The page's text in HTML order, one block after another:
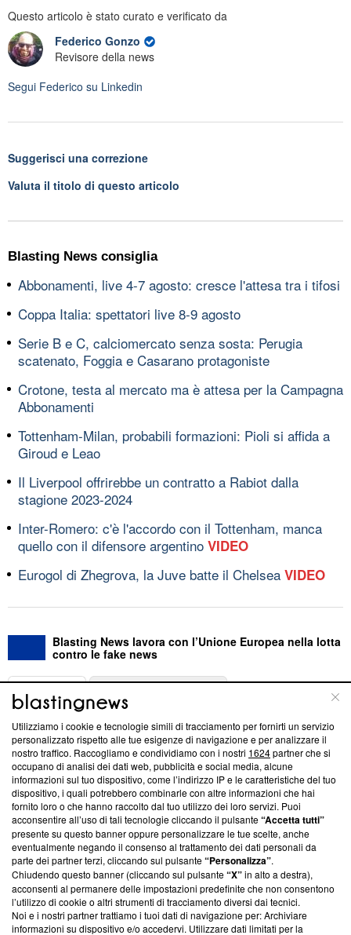
Questo articolo è stato curato e verificato da
Federico Gonzo
Revisore della news
Segui Federico su Linkedin
Suggerisci una correzione
Valuta il titolo di questo articolo
Blasting News consiglia
Abbonamenti, live 4-7 agosto: cresce l'attesa tra i tifosi
Coppa Italia: spettatori live 8-9 agosto
Serie B e C, calciomercato senza sosta: Perugia
scatenato, Foggia e Casarano protagoniste
Crotone, testa al mercato ma è attesa per la Campagna
Abbonamenti
Tottenham-Milan, probabili formazioni: Pioli si affida a
Giroud e Leao
Il Liverpool offrirebbe un contratto a Rabiot dalla
stagione 2023-2024
Inter-Romero: c'è l'accordo con il Tottenham, manca
quello con il difensore argentino VIDEO
Eurogol di Zhegrova, la Juve batte il Chelsea VIDEO
Blasting News lavora con l’Unione Europea nella lotta
contro le fake news
ABOUT
Questa sezione offre informazioni trasparenti su Blasting
News, sui nostri processi editoriali e su come ci impegniamo a
creare news di qualità. Inoltre, afferma la nostra aderenza a
‘Trust Project - News with Integrity’Blasting News non è
ancora membro del programma, ma ha richiesto di farne
parte; Trust Project non ha ancora effettuato una verifica di
conformità agli standard.
Su di noi
Team editoriale
Corporate
Utilizziamo i cookie e tecnologie simili di tracciamento per fornirti un servizio
personalizzato rispetto alle tue esigenze di navigazione e per analizzare il
nostro traffico. Raccogliamo e condividiamo con i nostri 1624partner che si
occupano di analisi dei dati web, pubblicità e social media, alcune
informazioni sul tuo dispositivo, come l’indirizzo IP e le caratteristiche del tuo
dispositivo, i quali potrebbero combinarle con altre informazioni che hai
fornito loro o che hanno raccolto dal tuo utilizzo dei loro servizi. Puoi
acconsentire all’uso di tali tecnologie cliccando il pulsante“Accetta tutti”
presente su questo banner oppure personalizzare le tue scelte, anche
eventualmente negando il consenso al trattamento dei dati personali da
parte dei partner terzi, cliccando sul pulsante“Personalizza”.
Chiudendo questo banner (cliccando sul pulsante“X”in alto a destra),
acconsenti al permanere delle impostazioni predefinite che non consentono
l’utilizzo di cookie o altri strumenti di tracciamento diversi dai tecnici.
Noi e i nostri partner trattiamo i tuoi dati di navigazione per: Archiviare
informazioni su dispositivo e/o accedervi. Utilizzare dati limitati per la